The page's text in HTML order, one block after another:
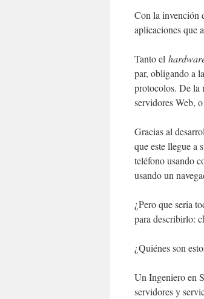
Con la invención
aplicaciones que
Tanto el
par, obligando a
protocolos. De la
servidores Web,
Gracias al
que este llegue a
teléfono usando
usando un
¿Pero que seria
para describirlo:
¿Quiénes son
Un Ingeniero en
servidores y